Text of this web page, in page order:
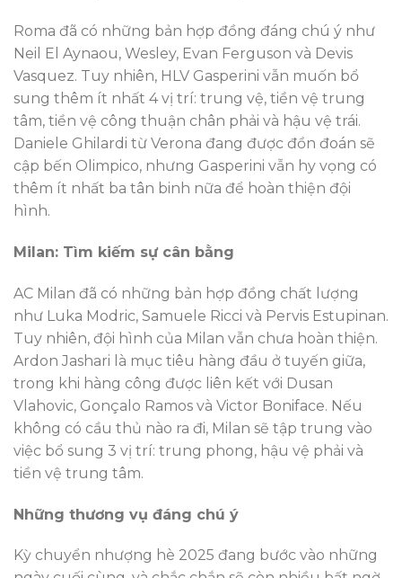
Roma đã có những bản hợp đồng đáng chú ý như
Neil El Aynaou, Wesley, Evan Ferguson và Devis
Vasquez. Tuy nhiên, HLV Gasperini vẫn muốn bổ
sung thêm ít nhất 4 vị trí: trung vệ, tiền vệ trung
tâm, tiền vệ công thuận chân phải và hậu vệ trái.
Daniele Ghilardi từ Verona đang được đồn đoán sẽ
cập bến Olimpico, nhưng Gasperini vẫn hy vọng có
thêm ít nhất ba tân binh nữa để hoàn thiện đội
hình.
Milan: Tìm kiếm sự cân bằng
AC Milan đã có những bản hợp đồng chất lượng
như Luka Modric, Samuele Ricci và Pervis Estupinan.
Tuy nhiên, đội hình của Milan vẫn chưa hoàn thiện.
Ardon Jashari là mục tiêu hàng đầu ở tuyến giữa,
trong khi hàng công được liên kết với Dusan
Vlahovic, Gonçalo Ramos và Victor Boniface. Nếu
không có cầu thủ nào ra đi, Milan sẽ tập trung vào
việc bổ sung 3 vị trí: trung phong, hậu vệ phải và
tiền vệ trung tâm.
Những thương vụ đáng chú ý
Kỳ chuyển nhượng hè 2025 đang bước vào những